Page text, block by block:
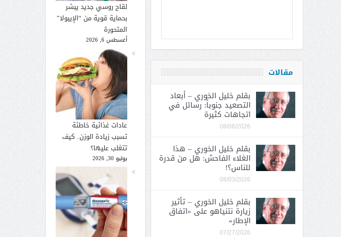
لقاح روسي جديد يبشر
بحماية قوية من “الإيبولا”
المتحورة
أغسطس 6, 2026
عادات غذائية خاطئة
تسبب زيادة الوزن.. كيف
تتغلب عليها؟
يوليو 30, 2026
مقالات
بقلم خليل الخوري – أبعاد
التصعيد جنوباً: رسائل في
اتجاهات كثيرة
08/06/2026
بقلم خليل الخوري – هذا
الغلاء الفاحش: هل من قدرة
للناس؟!
08/03/2026
بقلم خليل الخوري – تأثير
زيارة نتنياهو على «اتفاق
الإطار»
07/27/2026